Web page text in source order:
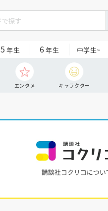
5 年生 6年生 中学生~
エンタメ キャラクター